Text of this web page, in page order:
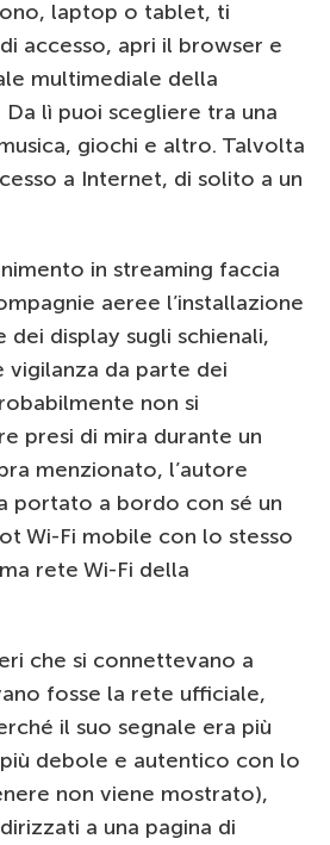
laptop o tablet, ti
accesso, apri il browser e
multimediale della
lì puoi scegliere tra una
giochi e altro. Talvolta
a Internet, di solito a un
in streaming faccia
aeree l’installazione
dei display sugli schienali,
vigilanza da parte dei
non si
presi di mira durante un
menzionato, l’autore
portato a bordo con sé un
Wi-Fi mobile con lo stesso
rete Wi-Fi della
che si connettevano a
fosse la rete ufficiale,
il suo segnale era più
debole e autentico con lo
non viene mostrato),
a una pagina di